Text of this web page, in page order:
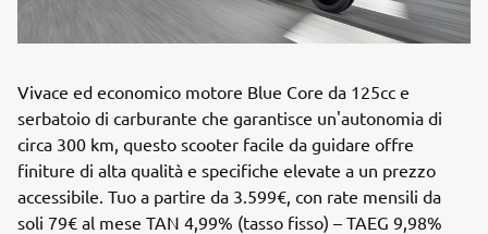
Vivace ed economico motore Blue Core da 125cc e
serbatoio di carburante che garantisce un'autonomia di
circa 300 km, questo scooter facile da guidare offre
finiture di alta qualità e specifiche elevate a un prezzo
accessibile. Tuo a partire da 3.599€, con rate mensili da
soli 79€ al mese TAN 4,99% (tasso fisso) – TAEG 9,98%